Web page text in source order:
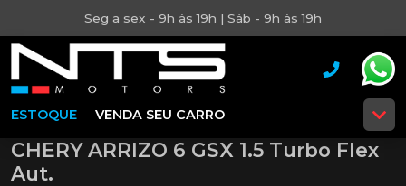
Seg a sex - 9h às 19h | Sáb - 9h às 19h
ESTOQUE VENDA SEU CARRO
CHERY ARRIZO 6 GSX 1.5 Turbo Flex
Aut.